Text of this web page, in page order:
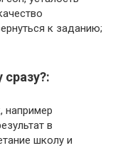
к заданию;
например
в
школу и